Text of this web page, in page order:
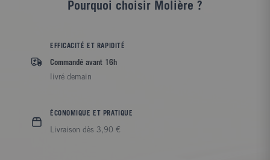
Pourquoi choisir Molière ?
EFFICACITÉ ET RAPIDITÉ
Commandé avant 16h
livré demain
ÉCONOMIQUE ET PRATIQUE
Livraison dès 3,90 €